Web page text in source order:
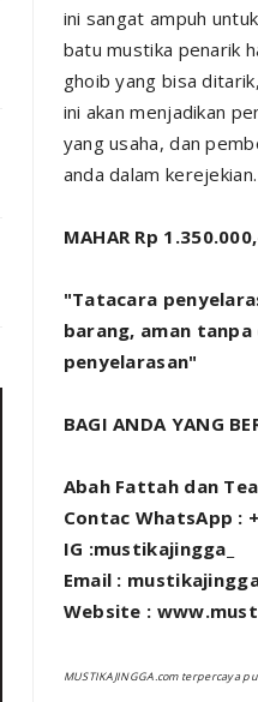
ini sangat ampuh
batu mustika penarik
ghoib yang bisa
ini akan menjadikan
yang usaha, dan
anda dalam kerejekian.
MAHAR Rp
"Tatacara
barang, aman
penyelarasan"
BAGI ANDA YANG
Abah Fattah dan
Contac WhatsApp :
IG :mustikajingga_
Email :
Website :
MUSTIKAJINGGA.com terpercaya